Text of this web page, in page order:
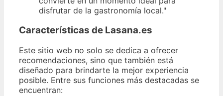
disfrutar de la gastronomía local."
Características de Lasana.es
Este sitio web no solo se dedica a ofrecer
recomendaciones, sino que también está
diseñado para brindarte la mejor experiencia
posible. Entre sus funciones más destacadas se
encuentran: